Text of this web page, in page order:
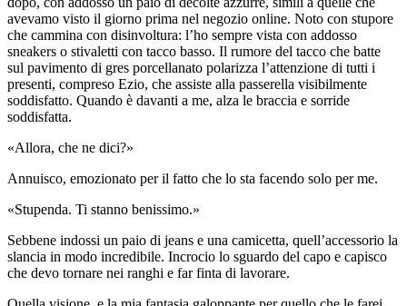
avevamo visto il giorno prima nel negozio online. Noto con stupore
che cammina con disinvoltura: l’ho sempre vista con addosso
sneakers o stivaletti con tacco basso. Il rumore del tacco che batte
sul pavimento di gres porcellanato polarizza l’attenzione di tutti i
presenti, compreso Ezio, che assiste alla passerella visibilmente
soddisfatto. Quando è davanti a me, alza le braccia e sorride
soddisfatta.
«Allora, che ne dici?»
Annuisco, emozionato per il fatto che lo sta facendo solo per me.
«Stupenda. Ti stanno benissimo.»
Sebbene indossi un paio di jeans e una camicetta, quell’accessorio la
slancia in modo incredibile. Incrocio lo sguardo del capo e capisco
che devo tornare nei ranghi e far finta di lavorare.